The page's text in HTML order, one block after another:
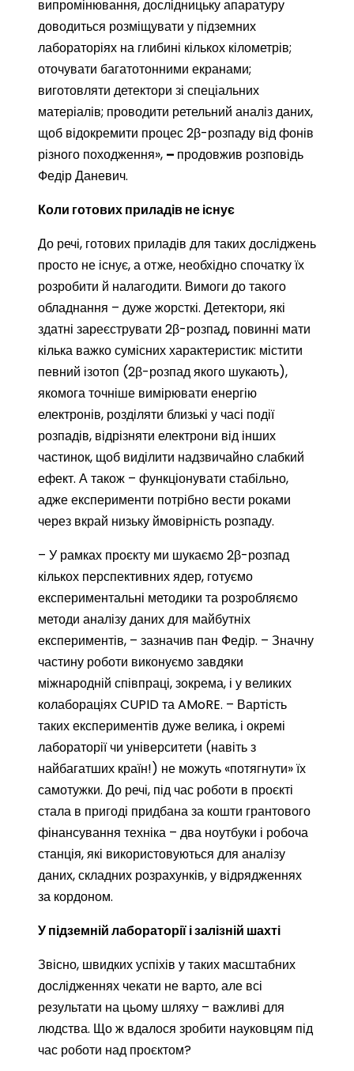
випромінювання, дослідницьку апаратуру
доводиться розміщувати у підземних
лабораторіях на глибині кількох кілометрів;
оточувати багатотонними екранами;
виготовляти детектори зі спеціальних
матеріалів; проводити ретельний аналіз даних,
щоб відокремити процес 2β-розпаду від фонів
різного походження», – продовжив розповідь
Федір Даневич.
Коли готових приладів не існує
До речі, готових приладів для таких досліджень
просто не існує, а отже, необхідно спочатку їх
розробити й налагодити. Вимоги до такого
обладнання – дуже жорсткі. Детектори, які
здатні зареєструвати 2β-розпад, повинні мати
кілька важко сумісних характеристик: містити
певний ізотоп (2β-розпад якого шукають),
якомога точніше вимірювати енергію
електронів, розділяти близькі у часі події
розпадів, відрізняти електрони від інших
частинок, щоб виділити надзвичайно слабкий
ефект. А також – функціонувати стабільно,
адже експерименти потрібно вести роками
через вкрай низьку ймовірність розпаду.
– У рамках проєкту ми шукаємо 2β-розпад
кількох перспективних ядер, готуємо
експериментальні методики та розробляємо
методи аналізу даних для майбутніх
експериментів, – зазначив пан Федір. – Значну
частину роботи виконуємо завдяки
міжнародній співпраці, зокрема, і у великих
колабораціях CUPID та AMoRE. – Вартість
таких експериментів дуже велика, і окремі
лабораторії чи університети (навіть з
найбагатших країн!) не можуть «потягнути» їх
самотужки. До речі, під час роботи в проєкті
стала в пригоді придбана за кошти грантового
фінансування техніка – два ноутбуки і робоча
станція, які використовуються для аналізу
даних, складних розрахунків, у відрядженнях
за кордоном.
У підземній лабораторії і залізній шахті
Звісно, швидких успіхів у таких масштабних
дослідженнях чекати не варто, але всі
результати на цьому шляху – важливі для
людства. Що ж вдалося зробити науковцям під
час роботи над проєктом?